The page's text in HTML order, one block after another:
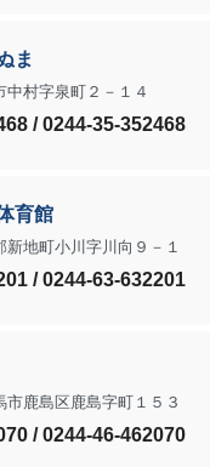
ま
中村字泉町２－１４
/ 0244-35-352468
育館
新地町小川字川向９－１
/ 0244-63-632201
市鹿島区鹿島字町１５３
/ 0244-46-462070